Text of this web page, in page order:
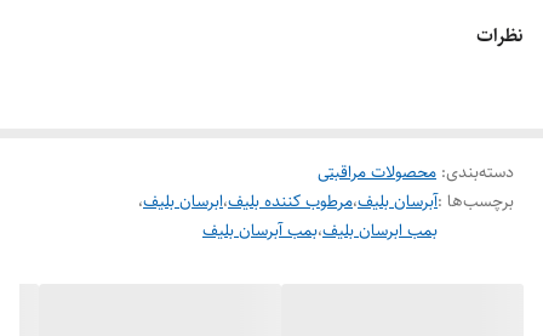
نظرات
دسته‌بندی: محصولات مراقبتی
برچسب‌ها :آبرسان بلیف،مرطوب کننده بلیف،ابرسان بلیف،
بمب ابرسان بلیف،بمب آبرسان بلیف